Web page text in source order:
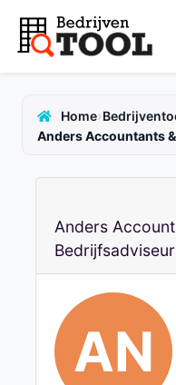
Home›
Anders Accountants
Anders
AN